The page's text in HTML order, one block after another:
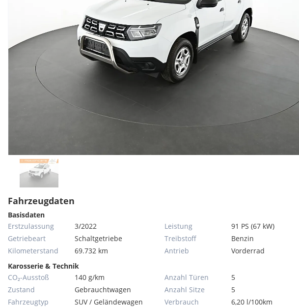
Fahrzeugdaten
Basisdaten
Erstzulassung
3/2022
Getriebeart
Schaltgetriebe
Kilometerstand
69.732 km
Leistung
91 PS (67 kW)
Treibstoff
Benzin
Antrieb
Vorderrad
Karosserie & Technik
CO₂-Ausstoß
140 g/km
Zustand
Gebrauchtwagen
Fahrzeugtyp
SUV / Geländewagen
Anzahl Türen
5
Anzahl Sitze
5
Verbrauch
6,20 l/100km